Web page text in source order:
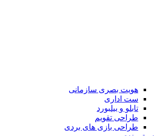
هویت بصری سازمانی
ست اداری
تابلو و بیلبورد
طراحی تقویم
طراحی بازی های بردی